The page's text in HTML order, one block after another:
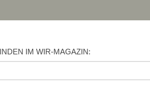
IM WIR-MAGAZIN: